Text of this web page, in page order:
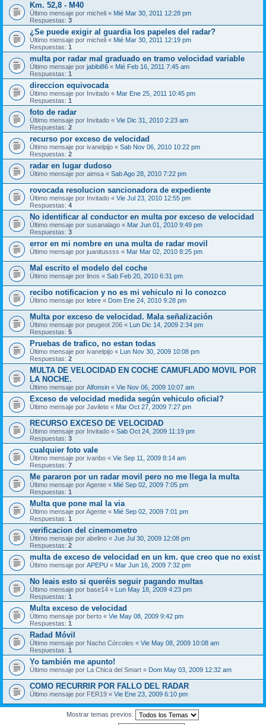
Km. 52,8 - M40
Último mensaje por micheli « Mié Mar 30, 2011 12:28 pm
Respuestas: 3
¿Se puede exigir al guardia los papeles del radar?
Último mensaje por micheli « Mié Mar 30, 2011 12:19 pm
Respuestas: 1
multa por radar mal graduado en tramo velocidad variable
Último mensaje por jabibi86 « Mié Feb 16, 2011 7:45 am
Respuestas: 1
direccion equivocada
Último mensaje por Invitado « Mar Ene 25, 2011 10:45 pm
Respuestas: 1
foto de radar
Último mensaje por Invitado « Vie Dic 31, 2010 2:23 am
Respuestas: 2
recurso por exceso de velocidad
Último mensaje por ivanelpijo « Sab Nov 06, 2010 10:22 pm
Respuestas: 2
radar en lugar dudoso
Último mensaje por aimsa « Sab Ago 28, 2010 7:22 pm
rovocada resolucion sancionadora de expediente
Último mensaje por Invitado « Vie Jul 23, 2010 12:55 pm
Respuestas: 4
No identificar al conductor en multa por exceso de velocidad
Último mensaje por susanalago « Mar Jun 01, 2010 9:49 pm
Respuestas: 3
error en mi nombre en una multa de radar movil
Último mensaje por juanitussss « Mar Mar 02, 2010 8:25 pm
Mal escrito el modelo del coche
Último mensaje por linos « Sab Feb 20, 2010 6:31 pm
recibo notificacion y no es mi vehiculo ni lo conozco
Último mensaje por lebre « Dom Ene 24, 2010 9:28 pm
Multa por exceso de velocidad. Mala señalización
Último mensaje por peugeot 206 « Lun Dic 14, 2009 2:34 pm
Respuestas: 5
Pruebas de trafico, no estan todas
Último mensaje por ivanelpijo « Lun Nov 30, 2009 10:08 pm
Respuestas: 2
MULTA DE VELOCIDAD EN COCHE CAMUFLADO MOVIL POR
LA NOCHE.
Último mensaje por Alfonsin « Vie Nov 06, 2009 10:07 am
Exceso de velocidad medida según vehiculo oficial?
Último mensaje por Javilete « Mar Oct 27, 2009 7:27 pm
RECURSO EXCESO DE VELOCIDAD
Último mensaje por Invitado « Sab Oct 24, 2009 11:19 pm
Respuestas: 3
cualquier foto vale
Último mensaje por ivanbo « Vie Sep 11, 2009 8:14 am
Respuestas: 7
Me pararon por un radar movil pero no me llega la multa
Último mensaje porAgente « Mié Sep 02, 2009 7:05 pm
Respuestas: 1
Multa que pone mal la via
Último mensaje porAgente « Mié Sep 02, 2009 7:01 pm
Respuestas: 1
verificacion del cinemometro
Último mensaje por abelino « Jue Jul 30, 2009 12:08 pm
Respuestas: 2
multa de exceso de velocidad en un km. que creo que no exist
Último mensaje por APEPU « Mar Jun 16, 2009 7:32 pm
No leais esto si queréis seguir pagando multas
Último mensaje por base14 « Lun May 18, 2009 4:23 pm
Respuestas: 1
Multa exceso de velocidad
Último mensaje por berto « Vie May 08, 2009 9:42 pm
Respuestas: 1
Radad Móvil
Último mensaje por Nacho Córcoles « Vie May 08, 2009 10:08 am
Respuestas: 1
Yo también me apunto!
Último mensaje por La Chica del Smart « Dom May 03, 2009 12:32 am
COMO RECURRIR POR FALLO DEL RADAR
Último mensaje por FER19 « Vie Ene 23, 2009 6:10 pm
Mostrar temas previos: